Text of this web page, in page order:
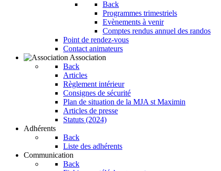
Back
Programmes trimestriels
Evènements à venir
Comptes rendus annuel des randos
Point de rendez-vous
Contact animateurs
Association
Back
Articles
Règlement intérieur
Consignes de sécurité
Plan de situation de la MJA st Maximin
Articles de presse
Statuts (2024)
Adhérents
Back
Liste des adhérents
Communication
Back